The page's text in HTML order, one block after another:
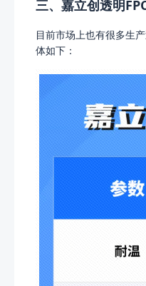
三、嘉立创透明
目前市场上也有很多生
体如下：